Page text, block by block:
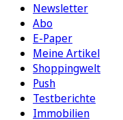
Newsletter
Abo
E-Paper
Meine Artikel
Shoppingwelt
Push
Testberichte
Immobilien